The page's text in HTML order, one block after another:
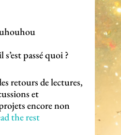
passé quoi ?
retours de lectures,
et
encore non
the rest